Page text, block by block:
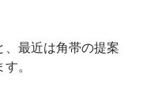
、最近は角帯の提案
。